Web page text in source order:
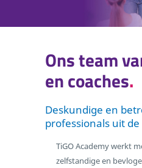
Ons team
en coaches
Deskundige en
professionals uit
TiGO Academy werkt
zelfstandige en
Scholing